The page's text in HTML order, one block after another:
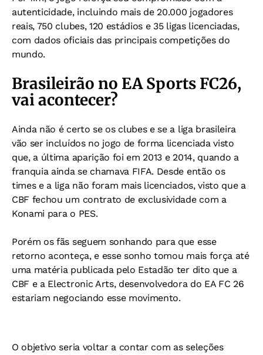
autenticidade, incluindo mais de 20.000 jogadores
reais, 750 clubes, 120 estádios e 35 ligas licenciadas,
com dados oficiais das principais competições do
mundo.
Brasileirão no EA Sports FC26,
vai acontecer?
Ainda não é certo se os clubes e se a liga brasileira
vão ser incluídos no jogo de forma licenciada visto
que, a última aparição foi em 2013 e 2014, quando a
franquia ainda se chamava FIFA. Desde então os
times e a liga não foram mais licenciados, visto que a
CBF fechou um contrato de exclusividade com a
Konami para o PES.
Porém os fãs seguem sonhando para que esse
retorno aconteça, e esse sonho tomou mais força até
uma matéria publicada pelo Estadão ter dito que a
CBF e a Electronic Arts, desenvolvedora do EA FC 26
estariam negociando esse movimento.
O objetivo seria voltar a contar com as seleções